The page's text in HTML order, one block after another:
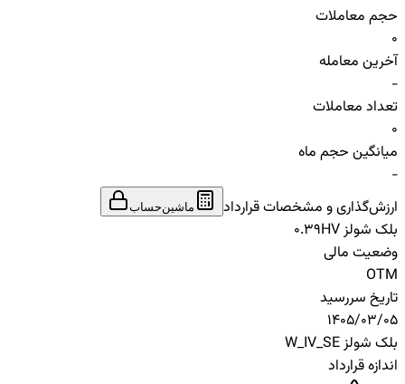
حجم معاملات
0
آخرین معامله
-
تعداد معاملات
0
میانگین حجم ماه
-
ارزش‌گذاری و مشخصات قرارداد
ماشین‌حساب
بلک شولز HV
0.39
وضعیت مالی
OTM
تاریخ سررسید
1405/03/05
بلک شولز W_IV_SE
اندازه قرارداد